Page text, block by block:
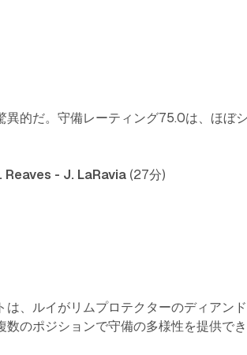
的だ。守備レーティング75.0は、ほぼ
Reaves - J. LaRavia (27分)
、ルイがリムプロテクターのディアンド
のポジションで守備の多様性を提供で